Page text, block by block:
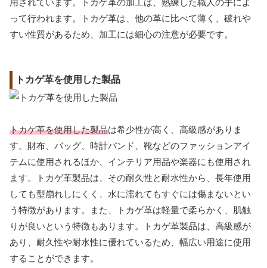
って行われます。トカゲ革は、他の革に比べて薄く、破れや
すい性質があるため、加工には細心の注意が必要です。
トカゲ革を使用した製品
トカゲ革を使用した製品は希少性が高く、高級感がありま
す。財布、バッグ、時計バンド、靴などのファッションアイ
テムに使用されるほか、インテリア用品や楽器にも使用され
ます。トカゲ革製品は、その耐久性と耐水性から、長年使用
しても型崩れしにくく、水に濡れてもすぐには傷まないとい
う特徴があります。また、トカゲ革は軽量で柔らかく、肌触
りが良いという特徴もあります。トカゲ革製品は、高級感が
あり、耐久性や耐水性に優れているため、幅広い用途に使用
することができます。